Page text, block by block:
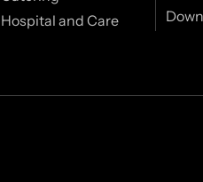
Hospital and Care